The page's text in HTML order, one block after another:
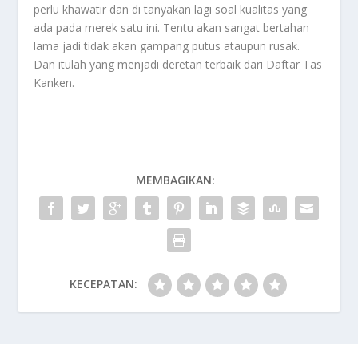
perlu khawatir dan di tanyakan lagi soal kualitas yang
ada pada merek satu ini. Tentu akan sangat bertahan
lama jadi tidak akan gampang putus ataupun rusak.
Dan itulah yang menjadi deretan terbaik dari Daftar Tas
Kanken.
MEMBAGIKAN:
KECEPATAN: